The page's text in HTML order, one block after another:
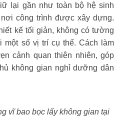
lại gần như toàn bộ hệ sinh
công trình được xây dựng.
kế tối giản, không có tường
một số vị trí cụ thể. Cách làm
cảnh quan thiên nhiên, góp
không gian nghỉ dưỡng dân
vĩ bao bọc lấy không gian tại